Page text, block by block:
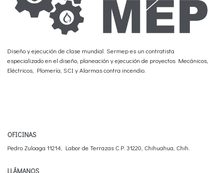
Diseño y ejecución de clase mundial. Sermep es un contratista
especializado en el diseño, planeación y ejecución de proyectos Mecánicos,
Eléctricos, Plomería, SCI y Alarmas contra incendio.
OFICINAS
Pedro Zuloaga 11214, Labor de Terrazas C.P. 31220, Chihuahua, Chih.
LLÁMANOS